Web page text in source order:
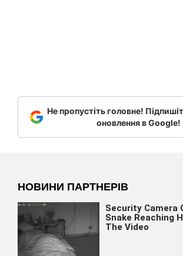
Не пропустіть головне!
оновлення в Google!